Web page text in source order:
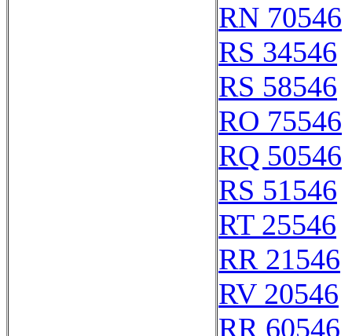
RN 70546
RS 34546
RS 58546
RO 75546
RQ 50546
RS 51546
RT 25546
RR 21546
RV 20546
RR 60546